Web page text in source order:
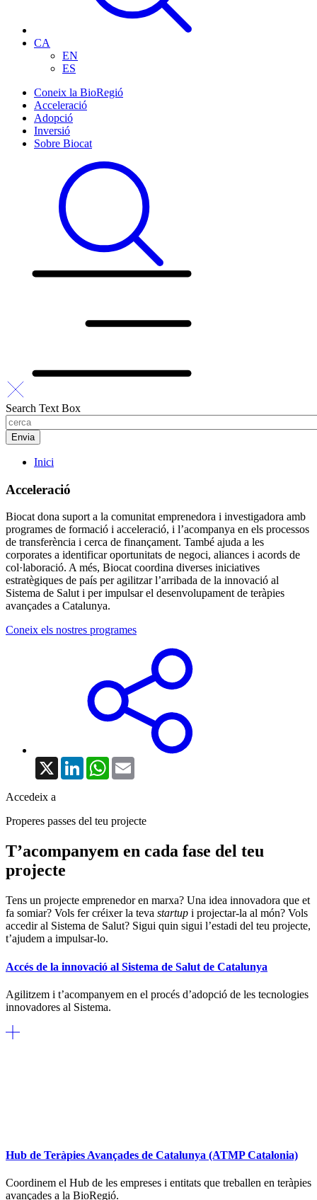
CA
EN
ES
Coneix la BioRegió
Acceleració
Adopció
Inversió
Sobre Biocat
Search Text Box
Inici
Acceleració
Biocat dona suport a la comunitat emprenedora i investigadora amb
programes de formació i acceleració, i l’acompanya en els processos
de transferència i cerca de finançament. També ajuda a les
corporates a identificar oportunitats de negoci, aliances i acords de
col·laboració. A més, Biocat coordina diverses iniciatives
estratègiques de país per agilitzar l’arribada de la innovació al
Sistema de Salut i per impulsar el desenvolupament de teràpies
avançades a Catalunya.
Coneix els nostres programes
X LinkedInWhatsApp
Accedeix a
Properes passes del teu projecte
T’acompanyem en cada fase del teu
projecte
Tens un projecte emprenedor en marxa? Una idea innovadora que et
fa somiar? Vols fer créixer la teva startup i projectar-la al món? Vols
accedir al Sistema de Salut? Sigui quin sigui l’estadi del teu projecte,
t’ajudem a impulsar-lo.
Accés de la innovació al Sistema de Salut de Catalunya
Agilitzem i t’acompanyem en el procés d’adopció de les tecnologies
innovadores al Sistema.
Hub de Teràpies Avançades de Catalunya (ATMP Catalonia)
Coordinem el Hub de les empreses i entitats que treballen en teràpies
avançades a la BioRegió.